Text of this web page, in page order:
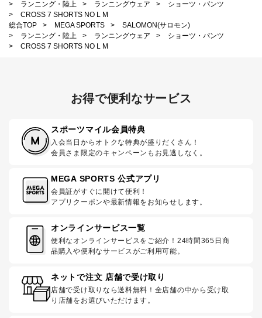
>
ランニング・陸上 > ランニングウェア >
ショーツ・パンツ
>
CROSS 7 SHORTS NO L M
総合TOP
> MEGA SPORTS >
SALOMON(サロモン)
>
ランニング・陸上 > ランニングウェア >
ショーツ・パンツ
>
CROSS 7 SHORTS NO L M
お得で便利なサービス
スポーツマイル会員特典
入会当日からオトクな特典が盛りだくさん！
会員さま限定のキャンペーンもお見逃しなく。
MEGA SPORTS 公式アプリ
会員証がすぐに開けて便利！
アプリクーポンや最新情報をお知らせします。
オンラインサービス一覧
便利なオンラインサービスをご紹介！24時間365日商
品購入や便利なサービスがご利用可能。
ネットで注文 店舗で受け取り
店舗で受け取りなら送料無料！全店舗の中から受け取
り店舗をお選びいただけます。